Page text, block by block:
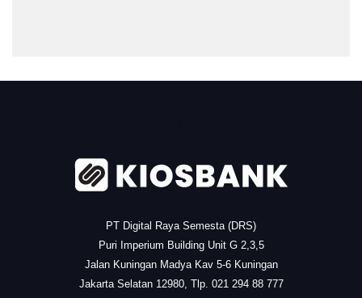
PT Digital Raya Semesta (DRS)
Puri Imperium Building Unit G 2,3,5
Jalan Kuningan Madya Kav 5-6 Kuningan
Jakarta Selatan 12980, Tlp. 021 294 88 777